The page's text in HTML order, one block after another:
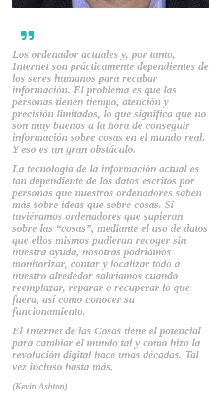
Los ordenador actuales y, por tanto,
Internet son prácticamente dependientes de
los seres humanos para recabar
información. El problema es que las
personas tienen tiempo, atención y
precisión limitados, lo que significa que no
son muy buenos a la hora de conseguir
información sobre cosas en el mundo real.
Y eso es un gran obstáculo.
La tecnología de la información actual es
tan dependiente de los datos escritos por
personas que nuestros ordenadores saben
más sobre ideas que sobre cosas. Si
tuviéramos ordenadores que supieran
sobre las “cosas”, mediante el uso de datos
que ellos mismos pudieran recoger sin
nuestra ayuda, nosotros podríamos
monitorizar, contar y localizar todo a
nuestro alrededor sabríamos cuando
reemplazar, reparar o recuperar lo que
fuera, así como conocer su
funcionamiento.
El Internet de las Cosas tiene el potencial
para cambiar el mundo tal y como hizo la
revolución digital hace unas décadas. Tal
vez incluso hasta más.
(Kevin Ashton)